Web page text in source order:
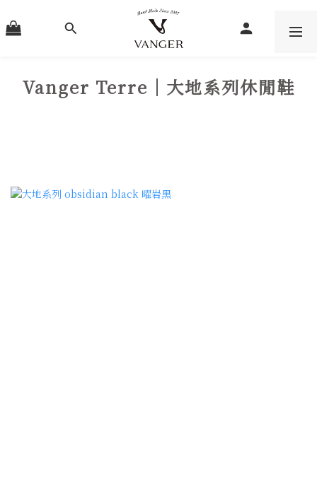
Vanger Terre｜大地系列休閒鞋